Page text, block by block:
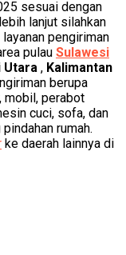
sesuai dengan
lanjut silahkan
layanan pengiriman
pulau Sulawesi
Utara , Kalimantan
berupa
mobil, perabot
cuci, sofa, dan
rumah.
ke daerah lainnya di